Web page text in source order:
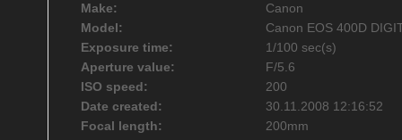
Make:
Canon
Model:
Canon EOS 400D
Exposure time:
1/100 sec(s)
Aperture value:
F/5.6
ISO speed:
200
Date created:
30.11.2008 12:16:52
Focal length:
200mm